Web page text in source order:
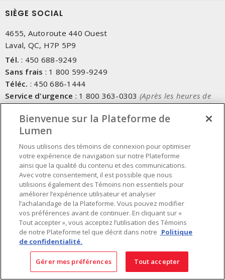
SIÈGE SOCIAL
4655, Autoroute 440 Ouest
Laval, QC, H7P 5P9
Tél. : 450 688-9249
Sans frais : 1 800 599-9249
Téléc. : 450 686-1444
Service d'urgence : 1 800 363-0303 (Après les heures de
Fait au Canada avec des composants canadiens et importés
INSCRIVEZ-VOUS À L'INFOLETTRE
Obtenez des informations à jour sur les offres de Lumen
Bienvenue sur la Plateforme de
Lumen
Nous utilisons des témoins de connexion pour optimiser
votre expérience de navigation sur notre Plateforme
ainsi que la qualité du contenu et des communications.
Avec votre consentement, il est possible que nous
utilisions également des Témoins non essentiels pour
améliorer l’expérience utilisateur et analyser
l’achalandage de la Plateforme. Vous pouvez modifier
vos préférences avant de continuer. En cliquant sur «
Tout accepter », vous acceptez l’utilisation des Témoins
de notre Plateforme tel que décrit dans notre Politique
de confidentialité.
Gérer mes préférences Tout accepter